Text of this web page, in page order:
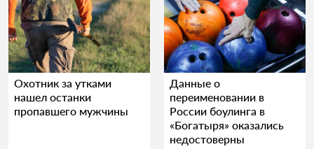
Охотник за утками
нашел останки
пропавшего мужчины
Данные о
переименовании в
России боулинга в
«Богатыря» оказались
недостоверны